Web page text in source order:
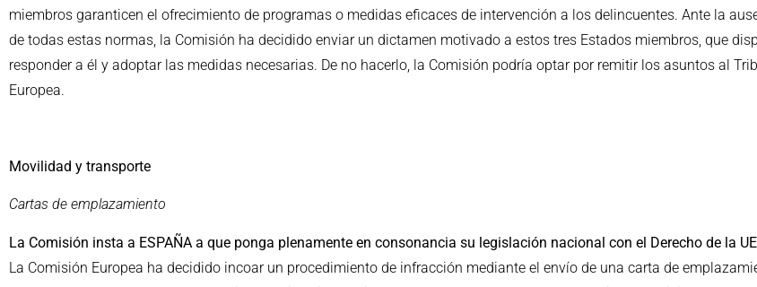
miembros garanticen el ofrecimiento de programas o medidas eficaces de intervención a los delincuentes. Ante la
de todas estas normas, la Comisión ha decidido enviar un dictamen motivado a estos tres Estados miembros, que
responder a él y adoptar las medidas necesarias. De no hacerlo, la Comisión podría optar por remitir los asuntos al
Europea.
Movilidad y transporte
Cartas de emplazamiento
La Comisión insta a ESPAÑA a que ponga plenamente en consonancia su legislación nacional con el Derecho de la
La Comisión Europea ha decidido incoar un procedimiento de infracción mediante el envío de una carta de